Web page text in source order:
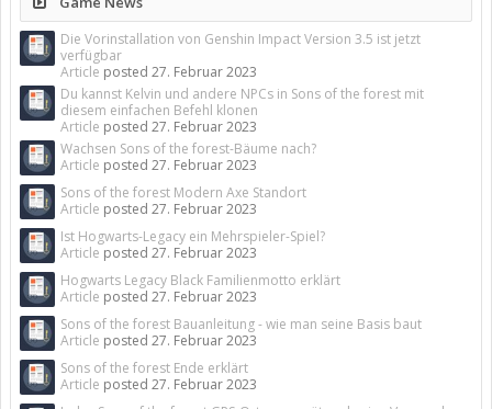
Die Vorinstallation von Genshin Impact Version 3.5 ist jetzt
verfügbar
Article posted 27. Februar 2023
Du kannst Kelvin und andere NPCs in Sons of the forest mit
diesem einfachen Befehl klonen
Article posted 27. Februar 2023
Wachsen Sons of the forest-Bäume nach?
Article posted 27. Februar 2023
Sons of the forest Modern Axe Standort
Article posted 27. Februar 2023
Ist Hogwarts-Legacy ein Mehrspieler-Spiel?
Article posted 27. Februar 2023
Hogwarts Legacy Black Familienmotto erklärt
Article posted 27. Februar 2023
Sons of the forest Bauanleitung - wie man seine Basis baut
Article posted 27. Februar 2023
Sons of the forest Ende erklärt
Article posted 27. Februar 2023